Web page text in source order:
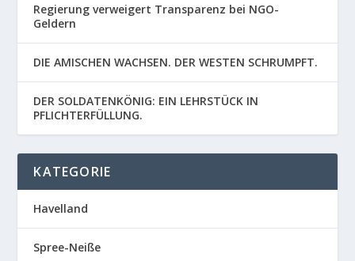
Regierung verweigert Transparenz bei NGO-
Geldern
DIE AMISCHEN WACHSEN. DER WESTEN SCHRUMPFT.
DER SOLDATENKÖNIG: EIN LEHRSTÜCK IN
PFLICHTERFÜLLUNG.
KATEGORIE
Havelland
Spree-Neiße